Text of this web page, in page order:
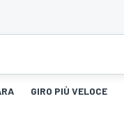
GIRO PIÙ VELOCE